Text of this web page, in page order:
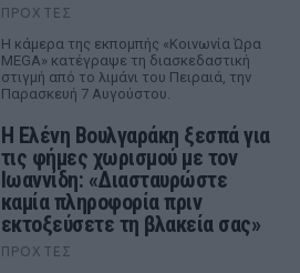
ΠΡΟΧΤΈΣ
Η κάμερα της εκπομπής «Κοινωνία Ώρα
MEGA» κατέγραψε τη διασκεδαστική
στιγμή από το λιμάνι του Πειραιά, την
Παρασκευή 7 Αυγούστου.
Η Ελένη Βουλγαράκη ξεσπά για
τις φήμες χωρισμού με τον
Ιωαννίδη: «Διασταυρώστε
καμία πληροφορία πριν
εκτοξεύσετε τη βλακεία σας»
ΠΡΟΧΤΈΣ